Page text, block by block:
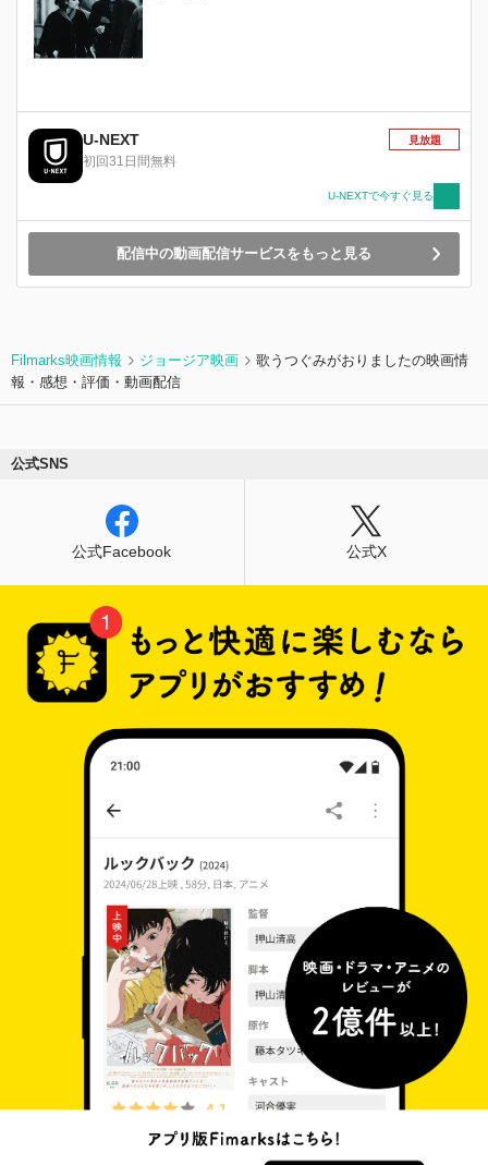
U-NEXT
初回31日間無料
見放題
U-NEXTで今すぐ見る
配信中の動画配信サービスをもっと見る
Filmarks映画情報 ジョージア映画
歌うつぐみがおりましたの映画情
報・感想・評価・動画配信
公式SNS
公式Facebook 公式X